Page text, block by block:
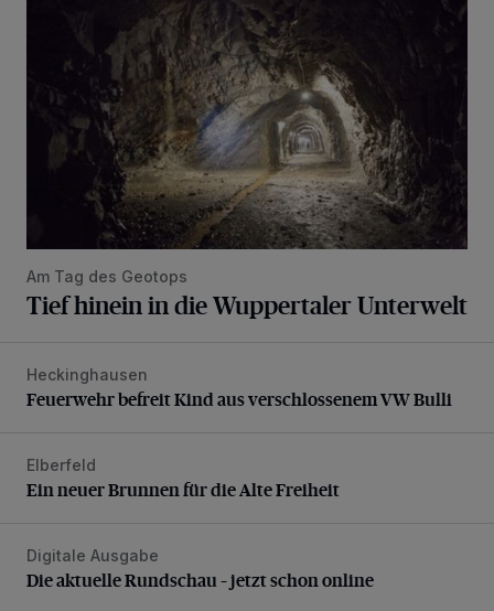
Am Tag des Geotops
Tief hinein in die Wuppertaler Unterwelt
Feuerwehr befreit Kind aus verschlossenem VW Bulli
Heckinghausen
Feuerwehr befreit Kind aus verschlossenem VW Bulli
Ein neuer Brunnen für die Alte Freiheit
Elberfeld
Ein neuer Brunnen für die Alte Freiheit
Die aktuelle Rundschau – jetzt schon online
Digitale Ausgabe
Die aktuelle Rundschau – jetzt schon online